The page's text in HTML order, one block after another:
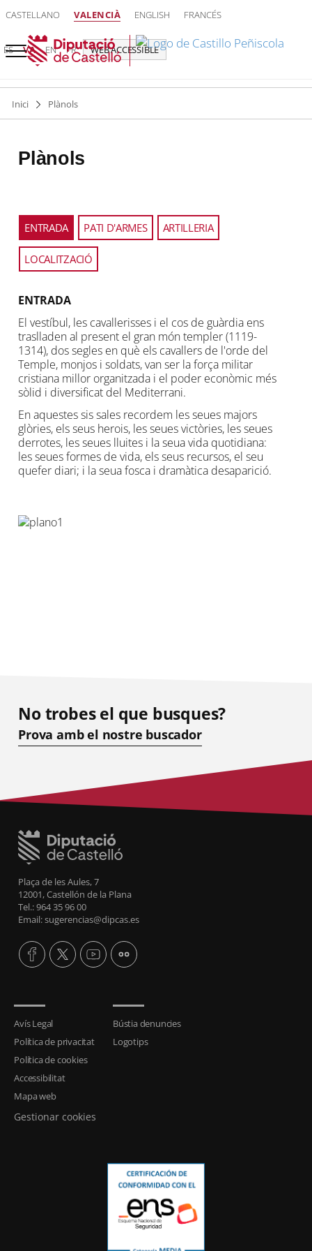
CASTELLANO VALENCIÀ ENGLISH FRANCÉS
ES VA EN FR WEB ACCESSIBLE
Inici Plànols
Plànols
Usa
las
teclas
izquierda
para
navegar
entre
pestañas.
ENTRADA PATI D'ARMES ARTILLERIA
LOCALITZACIÓ
ENTRADA
El vestíbul, les cavallerisses i el cos de guàrdia ens
traslladen al present el gran món templer (1119-
1314), dos segles en què els cavallers de l'orde del
Temple, monjos i soldats, van ser la força militar
cristiana millor organitzada i el poder econòmic més
sòlid i diversificat del Mediterrani.
En aquestes sis sales recordem les seues majors
glòries, els seus herois, les seues victòries, les seues
derrotes, les seues lluites i la seua vida quotidiana:
les seues formes de vida, els seus recursos, el seu
quefer diari; i la seua fosca i dramàtica desaparició.
No trobes el que busques?
Prova amb el nostre buscador
Plaça de les Aules, 7
12001, Castellón de la Plana
Tel.: 964 35 96 00
Email: sugerencias@dipcas.es
Avís Legal
Política de privacitat
Política de cookies
Accessibilitat
Mapa web
Gestionar cookies
Bústia denuncies
Logotips